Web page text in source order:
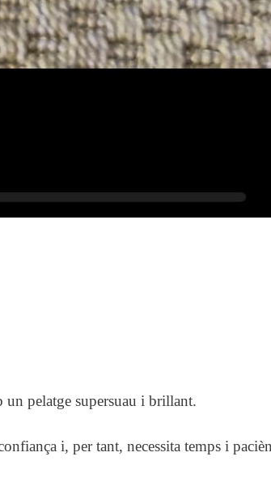
un pelatge supersuau i brillant.
i, per tant, necessita temps i